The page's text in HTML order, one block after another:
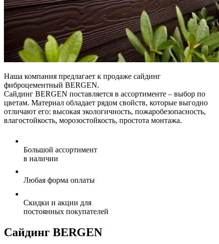
Наша компания предлагает к продаже сайдинг
фиброцементный BERGEN.
Сайдинг BERGEN поставляется в ассортименте – выбор по
цветам. Материал обладает рядом свойств, которые выгодно
отличают его: высокая экологичность, пожаробезопасность,
влагостойкость, морозостойкость, простота монтажа.
Большой ассортимент
в наличии
Любая форма оплаты
Скидки и акции для
постоянных покупателей
Сайдинг BERGEN